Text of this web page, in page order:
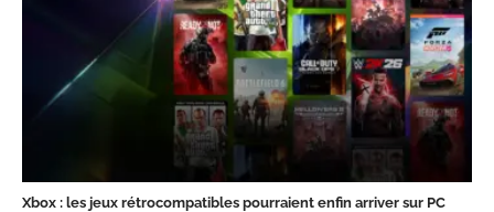
Xbox : les jeux rétrocompatibles pourraient enfin arriver sur PC